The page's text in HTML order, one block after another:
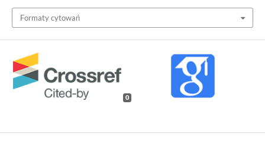
Formaty cytowań
0